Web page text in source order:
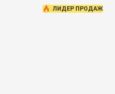
ЛИДЕР ПРОДАЖ